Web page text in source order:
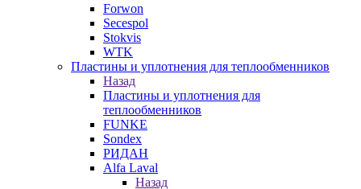
Forwon
Secespol
Stokvis
WTK
Пластины и уплотнения для теплообменников
Назад
Пластины и уплотнения для
теплообменников
FUNKE
Sondex
РИДАН
Alfa Laval
Назад